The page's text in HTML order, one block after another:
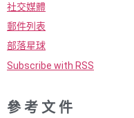
社交媒體
郵件列表
部落星球
Subscribe with RSS
參 考 文 件